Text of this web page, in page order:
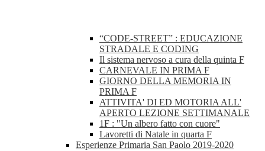
“CODE-STREET” : EDUCAZIONE
STRADALE E CODING
Il sistema nervoso a cura della quinta F
CARNEVALE IN PRIMA F
GIORNO DELLA MEMORIA IN
PRIMA F
ATTIVITA' DI ED MOTORIA ALL'
APERTO LEZIONE SETTIMANALE
1F : "Un albero fatto con cuore"
Lavoretti di Natale in quarta F
Esperienze Primaria San Paolo 2019-2020